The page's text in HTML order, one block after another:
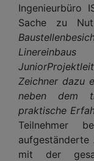
Ingenieurbüro
Sache zu
Zeichner dazu
neben dem
praktische
Teilnehmer
aufgeständerte
mit der